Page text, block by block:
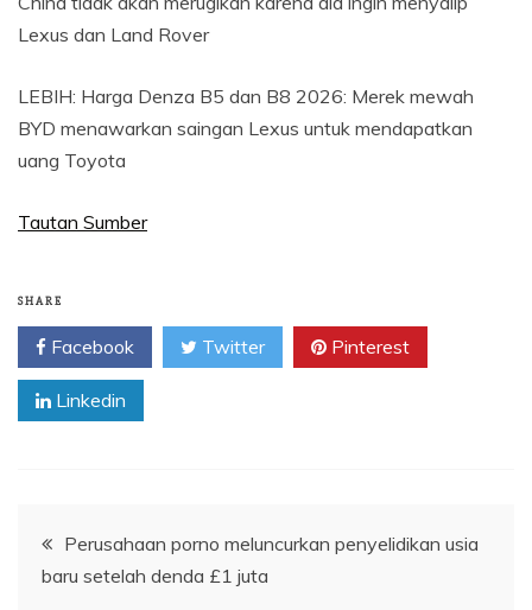
Lexus dan Land Rover
LEBIH: Harga Denza B5 dan B8 2026: Merek mewah
BYD menawarkan saingan Lexus untuk mendapatkan
uang Toyota
Tautan Sumber
SHARE
Facebook Twitter Pinterest
Linkedin
Navigasi
pos
Perusahaan porno meluncurkan penyelidikan usia
baru setelah denda £1 juta